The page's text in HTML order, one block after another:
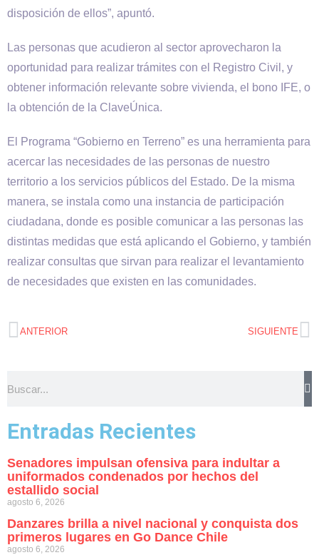
disposición de ellos”, apuntó.
Las personas que acudieron al sector aprovecharon la
oportunidad para realizar trámites con el Registro Civil, y
obtener información relevante sobre vivienda, el bono IFE, o
la obtención de la ClaveÚnica.
El Programa “Gobierno en Terreno” es una herramienta para
acercar las necesidades de las personas de nuestro
territorio a los servicios públicos del Estado. De la misma
manera, se instala como una instancia de participación
ciudadana, donde es posible comunicar a las personas las
distintas medidas que está aplicando el Gobierno, y también
realizar consultas que sirvan para realizar el levantamiento
de necesidades que existen en las comunidades.
ANTERIOR SIGUIENTE
Entradas Recientes
Senadores impulsan ofensiva para indultar a
uniformados condenados por hechos del
estallido social
agosto 6, 2026
Danzares brilla a nivel nacional y conquista dos
primeros lugares en Go Dance Chile
agosto 6, 2026